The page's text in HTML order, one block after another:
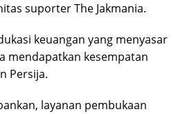
suporter The Jakmania.
keuangan yang menyasar
mendapatkan kesempatan
Persija.
layanan pembukaan